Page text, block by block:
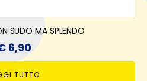
SUDO MA SPLENDO
6,90
TUTTO